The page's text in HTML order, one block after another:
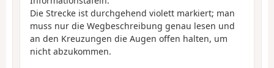
Die Strecke ist durchgehend violett markiert; man
muss nur die Wegbeschreibung genau lesen und
an den Kreuzungen die Augen offen halten, um
nicht abzukommen.